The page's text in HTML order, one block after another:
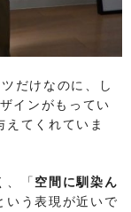
だけなのに、し
インがもってい
てくれていま
、「 空間に馴染ん
いう表現が近いで